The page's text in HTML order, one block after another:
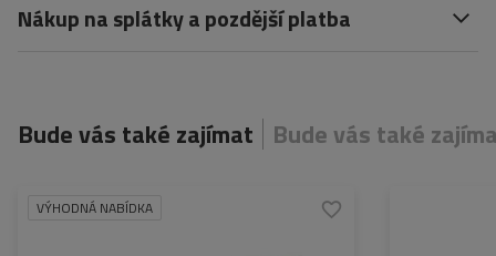
Nákup na splátky a pozdější platba
Bude vás také zajímat Bude vás také
VÝHODNÁ NABÍDKA